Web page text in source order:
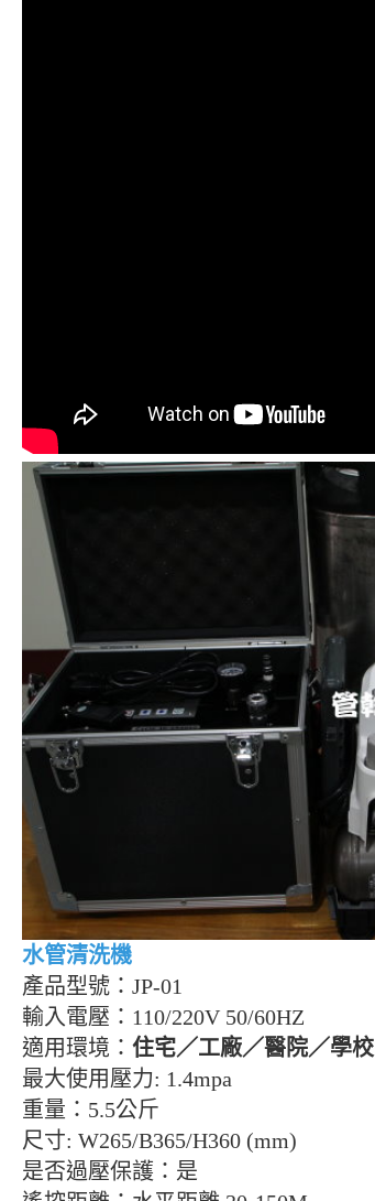
水管清洗機
產品型號： JP-01
輸入電壓： 110/220V 50/60HZ
適用環境： 住宅／工廠／醫院／學校
最大使用壓力: 1.4mpa
重量： 5.5公斤
尺寸: W265/B365/H360 (mm)
是否過壓保護：是